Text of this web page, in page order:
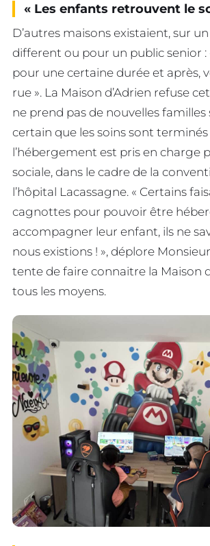
« Les enfants retrouvent le
D’autres maisons existaient, sur
different ou pour un public senior :
pour une certaine durée et après,
rue ». La Maison d’Adrien refuse
ne prend pas de nouvelles familles
certain que les soins sont terminés
l’hébergement est pris en charge
sociale, dans le cadre de la
l’hôpital Lacassagne. « Certains
cagnottes pour pouvoir être
accompagner leur enfant, ils ne
nous existions ! », déplore
tente de faire connaitre la Maison
tous les moyens.